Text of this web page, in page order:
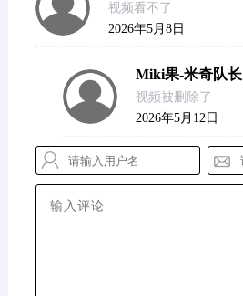
视频看不了
2026年5月8日
Miki果-米奇队长
视频被删除了
2026年5月12日